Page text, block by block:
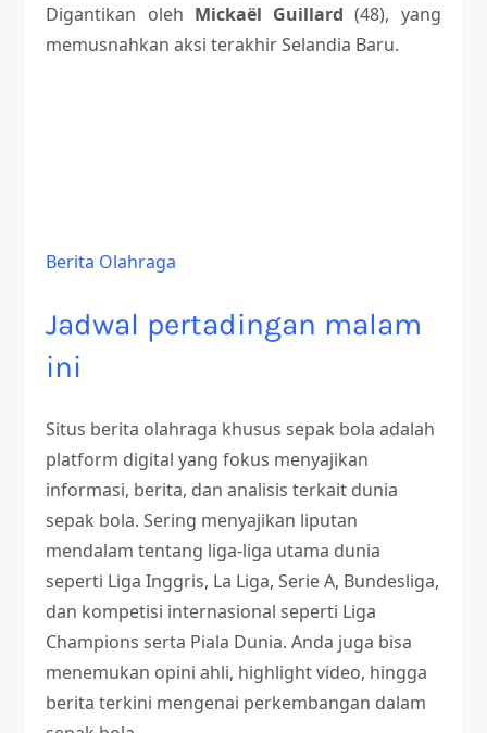
Digantikan oleh Mickaël Guillard (48), yang
memusnahkan aksi terakhir Selandia Baru.
Berita Olahraga
Jadwal pertadingan malam
ini
Situs berita olahraga khusus sepak bola adalah
platform digital yang fokus menyajikan
informasi, berita, dan analisis terkait dunia
sepak bola. Sering menyajikan liputan
mendalam tentang liga-liga utama dunia
seperti Liga Inggris, La Liga, Serie A, Bundesliga,
dan kompetisi internasional seperti Liga
Champions serta Piala Dunia. Anda juga bisa
menemukan opini ahli, highlight video, hingga
berita terkini mengenai perkembangan dalam